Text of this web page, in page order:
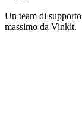
Un team di
massimo da Vinkit.